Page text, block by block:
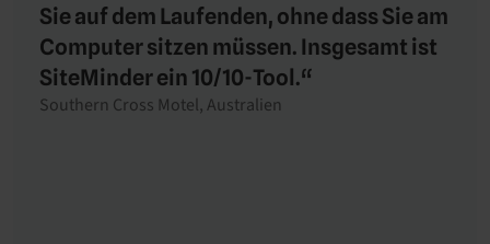
Sie auf dem Laufenden, ohne dass Sie am
Computer sitzen müssen. Insgesamt ist
SiteMinder ein 10/10-Tool.“
Southern Cross Motel, Australien